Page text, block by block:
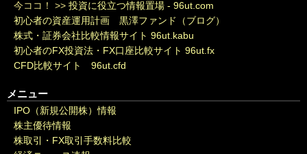
今ココ！ >> 投資に役立つ情報置場 - 96ut.com
初心者の資産運用計画 黒澤ファンド（ブログ）
株式・証券会社比較情報サイト 96ut.kabu
初心者のFX投資法・FX口座比較サイト 96ut.fx
CFD比較サイト 96ut.cfd
メニュー
IPO（新規公開株）情報
株主優待情報
株取引・FX取引手数料比較